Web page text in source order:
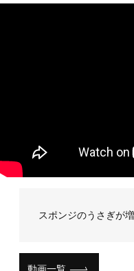
スポンジのうさぎが
動画一覧